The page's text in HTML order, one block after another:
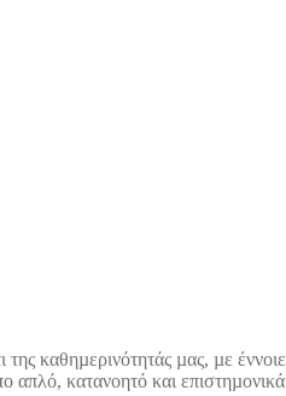
της καθηµερινότητάς µας, µε
απλό, κατανοητό και